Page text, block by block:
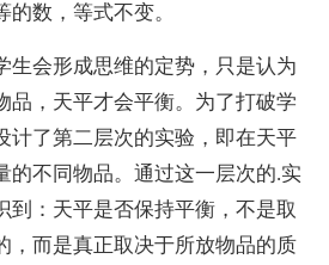
数，等式不变。
会形成思维的定势，只是认为
品，天平才会平衡。为了打破学
计了第二层次的实验，即在天平
的不同物品。通过这一层次的.实
到：天平是否保持平衡，不是取
，而是真正取决于所放物品的质